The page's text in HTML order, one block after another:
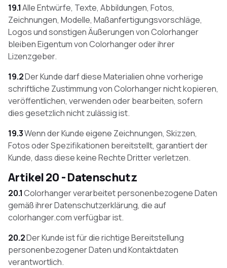
19.1Alle Entwürfe, Texte, Abbildungen, Fotos,
Zeichnungen, Modelle, Maßanfertigungsvorschläge,
Logos und sonstigen Äußerungen von Colorhanger
bleiben Eigentum von Colorhanger oder ihrer
Lizenzgeber.
19.2Der Kunde darf diese Materialien ohne vorherige
schriftliche Zustimmung von Colorhanger nicht kopieren,
veröffentlichen, verwenden oder bearbeiten, sofern
dies gesetzlich nicht zulässig ist.
19.3Wenn der Kunde eigene Zeichnungen, Skizzen,
Fotos oder Spezifikationen bereitstellt, garantiert der
Kunde, dass diese keine Rechte Dritter verletzen.
Artikel 20 - Datenschutz
20.1Colorhanger verarbeitet personenbezogene Daten
gemäß ihrer Datenschutzerklärung, die auf
colorhanger.com verfügbar ist.
20.2Der Kunde ist für die richtige Bereitstellung
personenbezogener Daten und Kontaktdaten
verantwortlich.